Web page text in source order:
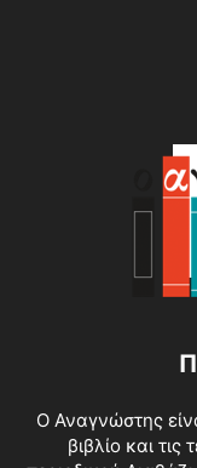
O Αναγνώστης
βιβλίο και